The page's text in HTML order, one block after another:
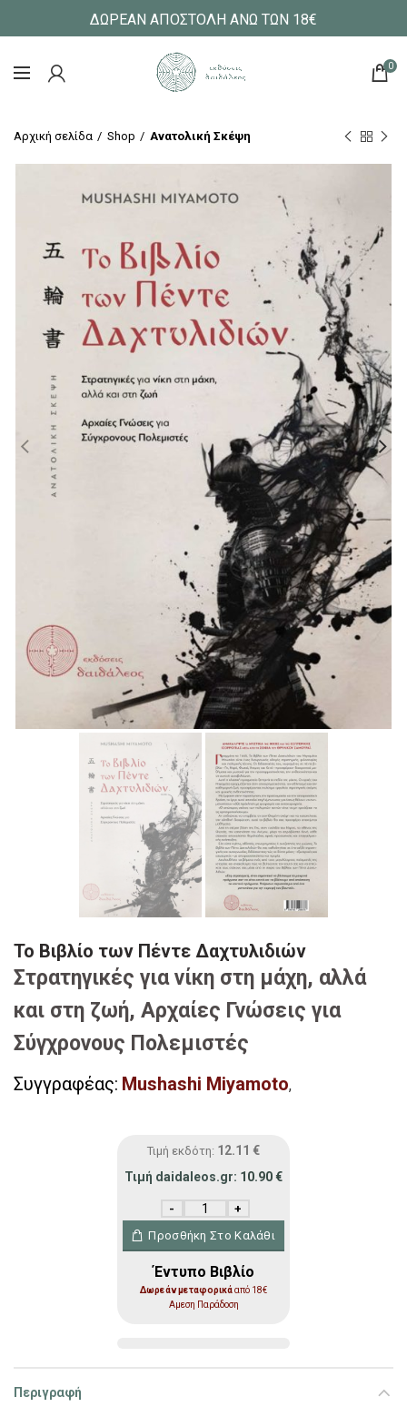
ΔΩΡΕΑΝ ΑΠΟΣΤΟΛΗ ΑΝΩ ΤΩΝ 18€
0
Αρχική σελίδα Shop Ανατολική Σκέψη
Το Βιβλίο των Πέντε Δαχτυλιδιών
Στρατηγικές για νίκη στη μάχη, αλλά
και στη ζωή, Αρχαίες Γνώσεις για
Σύγχρονους Πολεμιστές
Συγγραφέας: Mushashi Miyamoto,
Τιμή εκδότη: 12.11 €
Τιμή daidaleos.gr: 10.90€
Το Βιβλίο των Πέντε Δαχτυλιδιών
Προσθήκη Στο Καλάθι
Έντυπο Βιβλίο
Δωρεάν μεταφορικάαπό 18€
Αμεση Παράδοση
Περιγραφή